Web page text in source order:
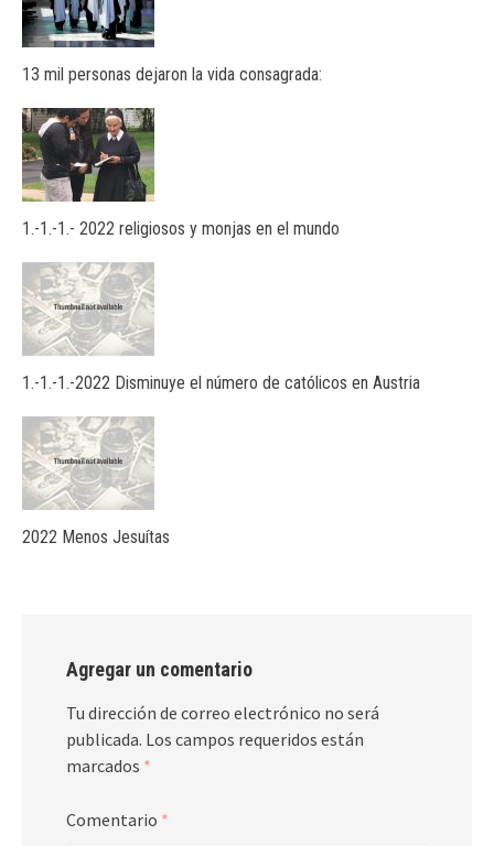
13 mil personas dejaron la vida consagrada:
1.-1.-1.- 2022 religiosos y monjas en el mundo
1.-1.-1.-2022 Disminuye el número de católicos en Austria
2022 Menos Jesuítas
Agregar un comentario
Tu dirección de correo electrónico no será
publicada. Los campos requeridos están
marcados *
Comentario *